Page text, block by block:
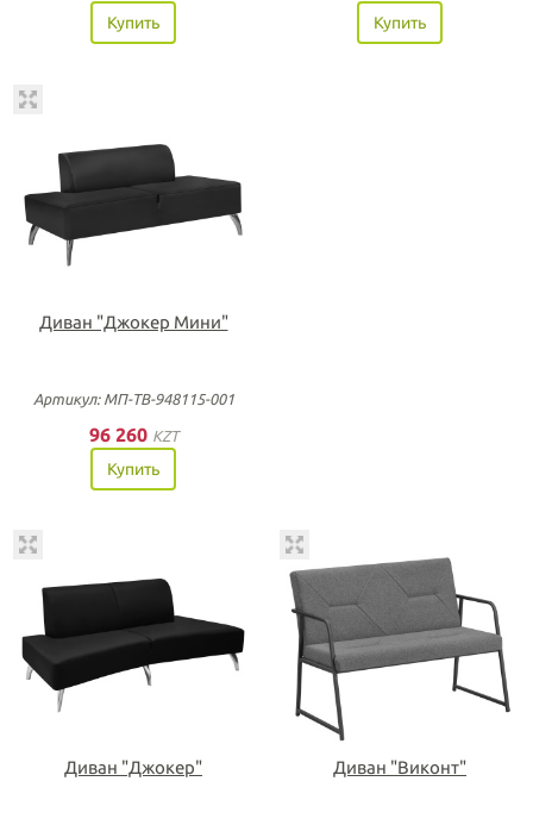
Купить Купить
Диван "Джокер Мини"
Артикул: МП-ТВ-948115-001
96 260 KZT
Купить
Диван "Джокер" Диван "Виконт"